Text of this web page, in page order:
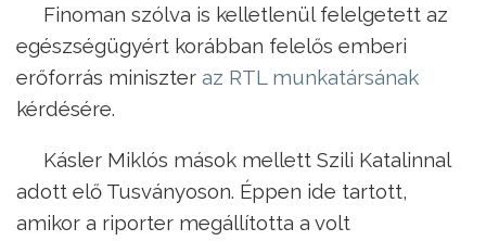
Finoman szólva is kelletlenül felelgetett az
egészségügyért korábban felelős emberi
erőforrás miniszter az RTL munkatársának
kérdésére.
Kásler Miklós mások mellett Szili Katalinnal
adott elő Tusványoson. Éppen ide tartott,
amikor a riporter megállította a volt